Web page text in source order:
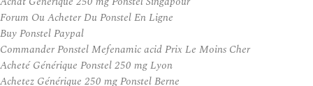
Forum Ou Acheter Du Ponstel En Ligne
Buy Ponstel Paypal
Commander Ponstel Mefenamic acid Prix Le Moins Cher
Acheté Générique Ponstel 250 mg Lyon
Achetez Générique 250 mg Ponstel Berne